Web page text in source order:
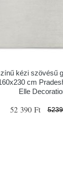
kézi szövésű
cm
Elle
52 390 Ft